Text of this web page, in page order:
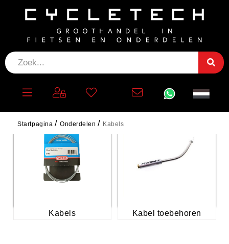
Startpagina Onderdelen Kabels
KABELS
Kabels Kabel toebehoren